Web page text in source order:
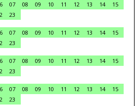
07 08 09 10 11 12 13 14
15
23
07 08 09 10 11 12 13 14
15
23
07 08 09 10 11 12 13 14
15
23
07 08 09 10 11 12 13 14
15
23